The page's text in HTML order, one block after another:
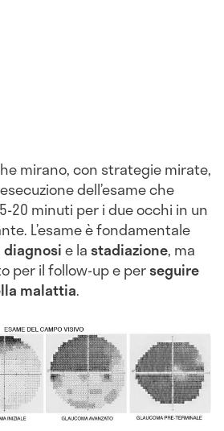
mirano, con strategie mirate,
dell’esame che
20 minuti per i due occhi in un
L’esame è fondamentale
diagnosie lastadiazione, ma
per il follow-up e perseguire
malattia.